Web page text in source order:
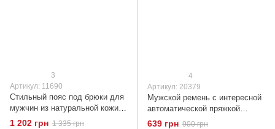
3
Артикул: 11690
Стильный пояс под брюки для
мужчин из натуральной кожи
GRANDE PELLE 11690 Черный
1 202 грн 1 335 грн
4
Артикул: 20379
Мужской ремень с интересной
автоматической пряжкой
Vintage 20379 Черный
639 грн 900 грн